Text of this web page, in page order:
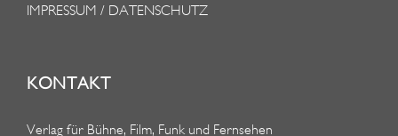
IMPRESSUM / DATENSCHUTZ
KONTAKT
Verlag für Bühne, Film, Funk und Fernsehen